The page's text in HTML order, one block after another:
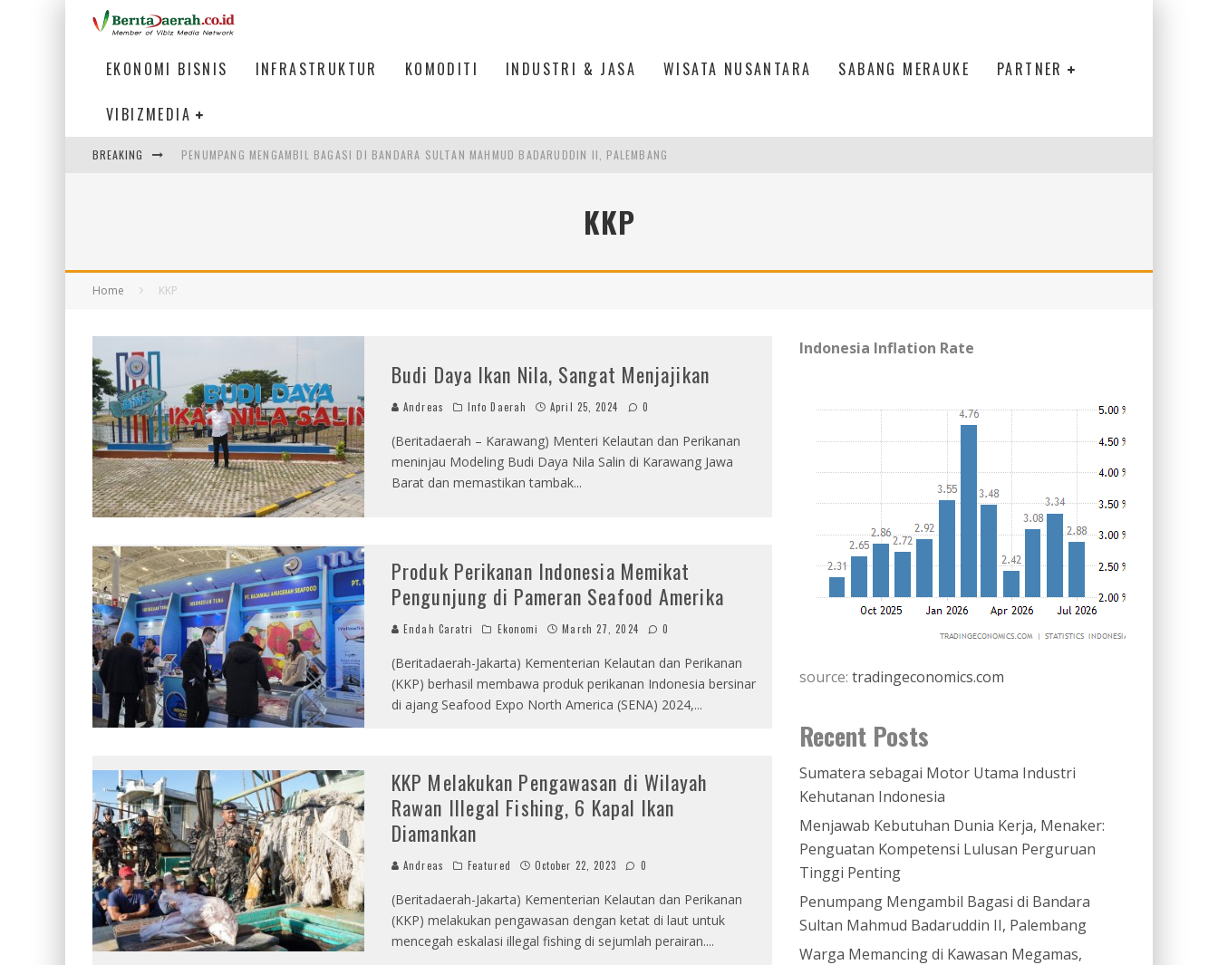
EKONOMI BISNIS INFRASTRUKTUR KOMODITI INDUSTRI & JASA WISATA NUSANTARA SABANG MERAUKE PARTNER
VIBIZMEDIA
BREAKING PENUMPANG MENGAMBIL BAGASI DI BANDARA SULTAN MAHMUD BADARUDDIN II, PALEMBANG
KKP
Home KKP
Budi Daya Ikan Nila, Sangat Menjajikan
Andreas Info Daerah April 25, 2024 0
(Beritadaerah – Karawang) Menteri Kelautan dan Perikanan
meninjau Modeling Budi Daya Nila Salin di Karawang Jawa
Barat dan memastikan tambak...
Produk Perikanan Indonesia Memikat
Pengunjung di Pameran Seafood Amerika
Endah Caratri Ekonomi March 27, 2024 0
(Beritadaerah-Jakarta) Kementerian Kelautan dan Perikanan
(KKP) berhasil membawa produk perikanan Indonesia bersinar
di ajang Seafood Expo North America (SENA) 2024,...
KKP Melakukan Pengawasan di Wilayah
Rawan Illegal Fishing, 6 Kapal Ikan
Diamankan
Andreas Featured October 22, 2023 0
(Beritadaerah-Jakarta) Kementerian Kelautan dan Perikanan
(KKP) melakukan pengawasan dengan ketat di laut untuk
mencegah eskalasi illegal fishing di sejumlah perairan....
Indonesia Inflation Rate
source: tradingeconomics.com
Recent Posts
Sumatera sebagai Motor Utama Industri
Kehutanan Indonesia
Menjawab Kebutuhan Dunia Kerja, Menaker:
Penguatan Kompetensi Lulusan Perguruan
Tinggi Penting
Penumpang Mengambil Bagasi di Bandara
Sultan Mahmud Badaruddin II, Palembang
Warga Memancing di Kawasan Megamas,